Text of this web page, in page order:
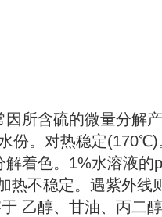
所含硫的微量分解
份。对热稳定
着色。1%水溶液的
热不稳定。遇紫外线
乙醇、甘油、丙二